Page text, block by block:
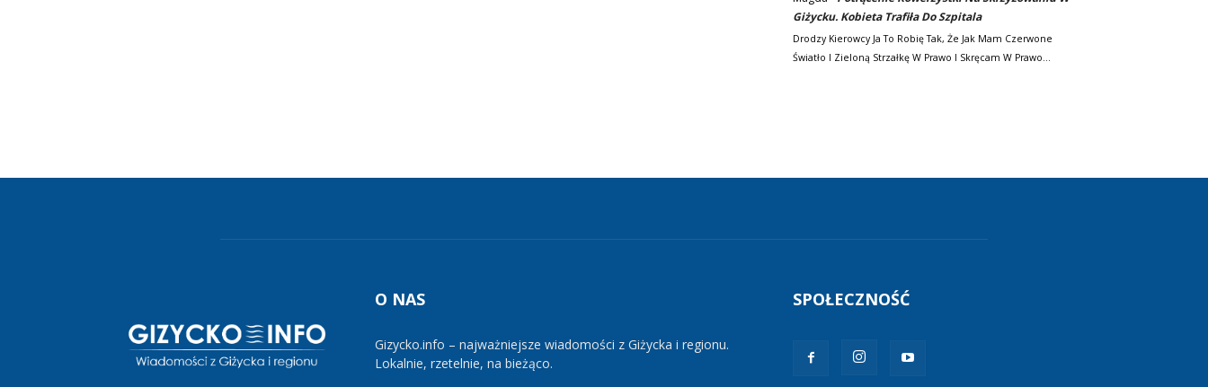
Giżycku. Kobieta Trafiła Do Szpitala
Drodzy Kierowcy Ja To Robię Tak, Że Jak Mam Czerwone
Światło I Zieloną Strzałkę W Prawo I Skręcam W Prawo…
O NAS
Gizycko.info – najważniejsze wiadomości z Giżycka i regionu.
Lokalnie, rzetelnie, na bieżąco.
SPOŁECZNOŚĆ